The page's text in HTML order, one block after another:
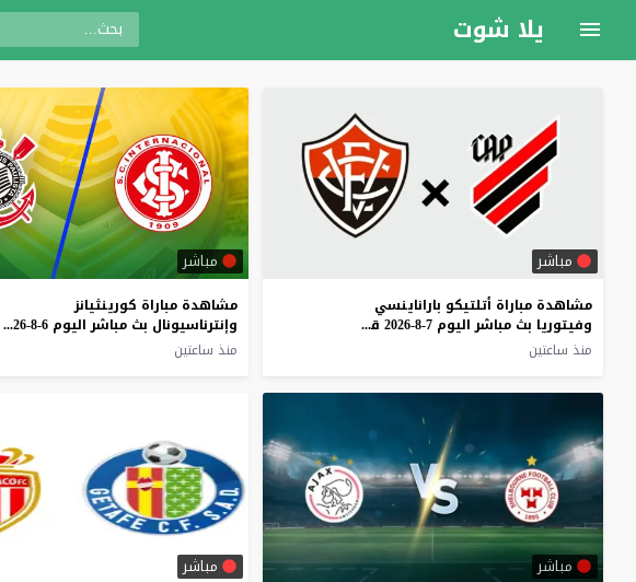
يلا شوت
مباشر
مشاهدة مباراة أتلتيكو باراناينسي
وفيتوريا بث مباشر اليوم 7-8-2026 قمة باراداو
منذ ساعتين
مباشر
مشاهدة مباراة كورينثيانز
وإنترناسيونال بث مباشر اليوم 6-8-2026 قمة نيو كيميكا أرينا
منذ ساعتين
مباشر مباشر